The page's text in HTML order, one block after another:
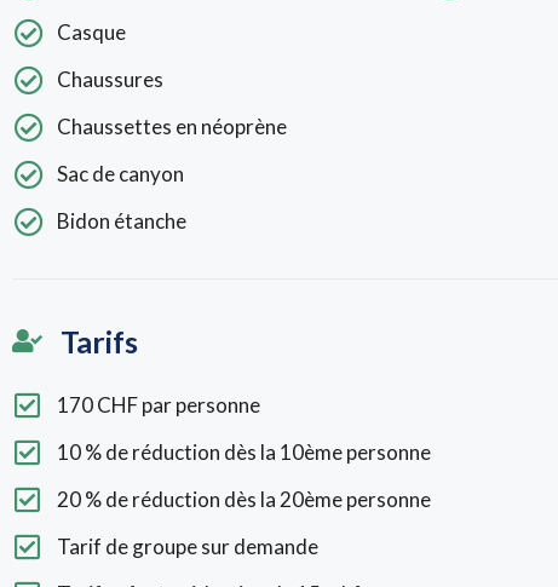
Casque
Chaussures
Chaussettes en néoprène
Sac de canyon
Bidon étanche
Tarifs
170 CHF par personne
10 % de réduction dès la 10ème personne
20 % de réduction dès la 20ème personne
Tarif de groupe sur demande